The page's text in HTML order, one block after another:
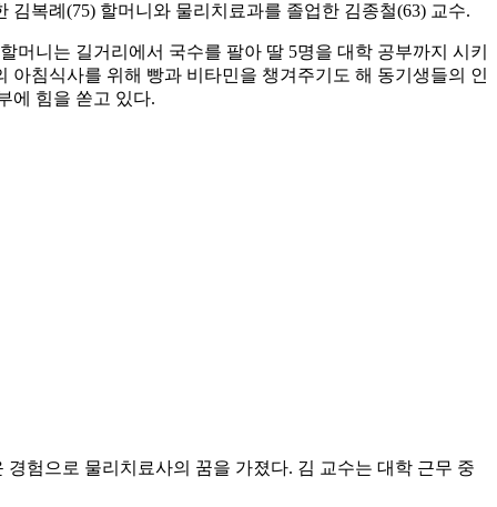
복례(75) 할머니와 물리치료과를 졸업한 김종철(63) 교수.
니는 길거리에서 국수를 팔아 딸 5명을 대학 공부까지 시키
침식사를 위해 빵과 비타민을 챙겨주기도 해 동기생들의 인
에 힘을 쏟고 있다.
험으로 물리치료사의 꿈을 가졌다. 김 교수는 대학 근무 중